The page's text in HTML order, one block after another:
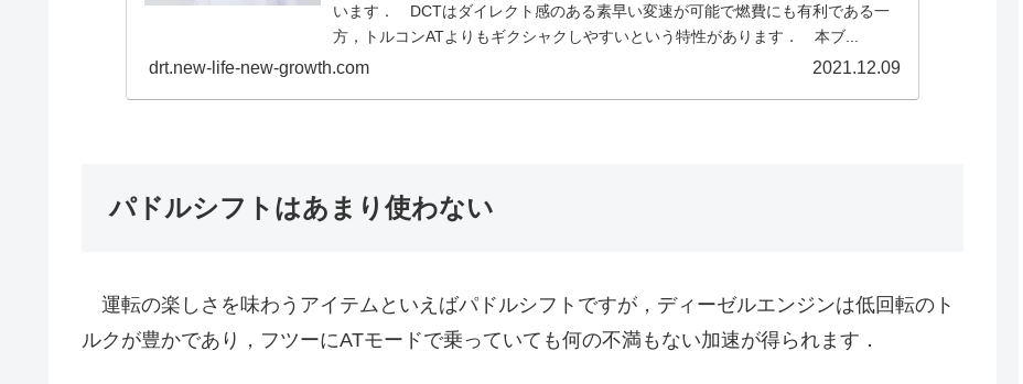
います． DCTはダイレクト感のある素早い変速が可能で燃費にも有利である一
方，トルコンATよりもギクシャクしやすいという特性があります． 本ブ...
drt.new-life-new-growth.com 2021.12.09
パドルシフトはあまり使わない
運転の楽しさを味わうアイテムといえばパドルシフトですが，ディーゼルエンジンは低回転のト
ルクが豊かであり，フツーにATモードで乗っていても何の不満もない加速が得られます．